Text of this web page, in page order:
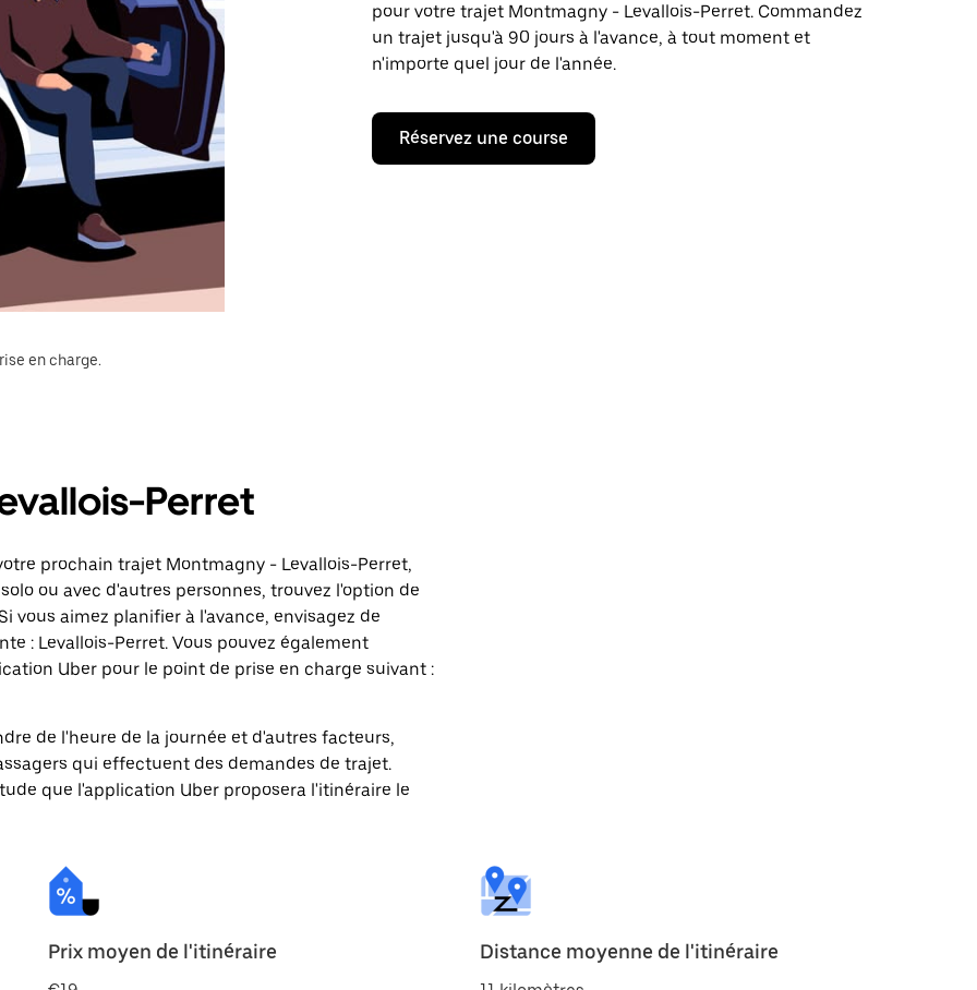
pour votre trajet Montmagny - Levallois-Perret. Commandez
un trajet jusqu'à 90 jours à l'avance, à tout moment et
n'importe quel jour de l'année.
Réservez une course
en charge.
Perret
prochain trajet Montmagny - Levallois-Perret,
ou avec d'autres personnes, trouvez l'option de
vous aimez planifier à l'avance, envisagez de
: Levallois-Perret. Vous pouvez également
Uber pour le point de prise en charge suivant :
de l'heure de la journée et d'autres facteurs,
qui effectuent des demandes de trajet.
que l'application Uber proposera l'itinéraire le
Prix moyen de l'itinéraire Distance moyenne de l'itinéraire